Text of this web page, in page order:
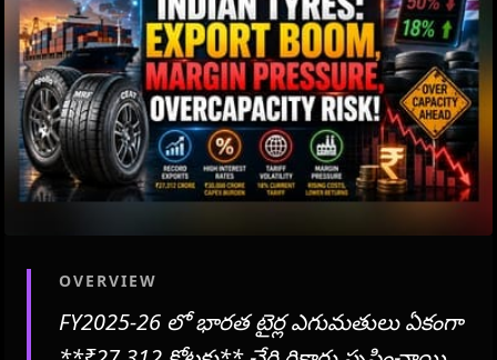
OVERVIEW
FY2025-26 లో భారత టైర్ల ఎగుమతులు ఏకంగా